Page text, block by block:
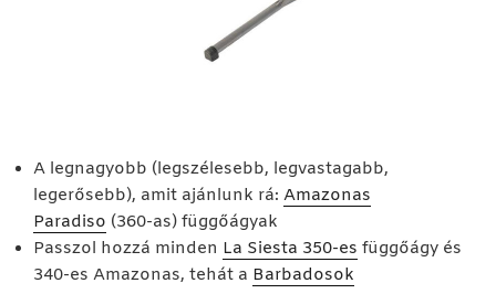
A legnagyobb (legszélesebb, legvastagabb,
legerősebb), amit ajánlunk rá: Amazonas
Paradiso (360-as) függőágyak
Passzol hozzá minden La Siesta 350-es függőágy és
340-es Amazonas, tehát a Barbadosok